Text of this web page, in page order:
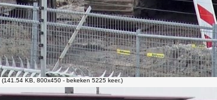
(141.54 KB, 800x450 - bekeken 5225 keer.)